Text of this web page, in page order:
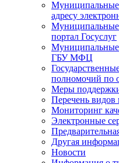
Муниципальные
адресу
Муниципальные
портал Госуслуг
Муниципальные
ГБУ МФЦ
полномочий по
Меры
Перечень видов
Мониторинг
Электронные
Другая
Новости